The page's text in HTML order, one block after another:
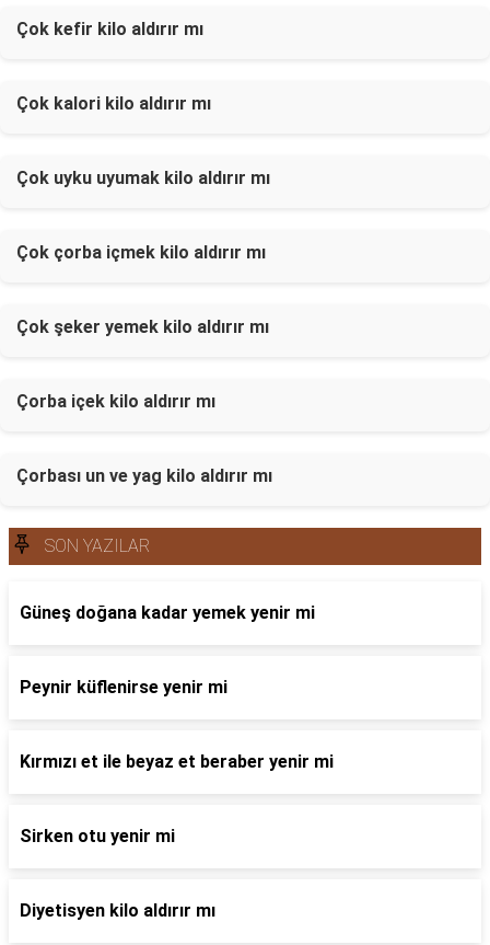
Çok kefir kilo aldırır mı
Çok kalori kilo aldırır mı
Çok uyku uyumak kilo aldırır mı
Çok çorba içmek kilo aldırır mı
Çok şeker yemek kilo aldırır mı
Çorba içek kilo aldırır mı
Çorbası un ve yag kilo aldırır mı
SON YAZILAR
Güneş doğana kadar yemek yenir mi
Peynir küflenirse yenir mi
Kırmızı et ile beyaz et beraber yenir mi
Sirken otu yenir mi
Diyetisyen kilo aldırır mı